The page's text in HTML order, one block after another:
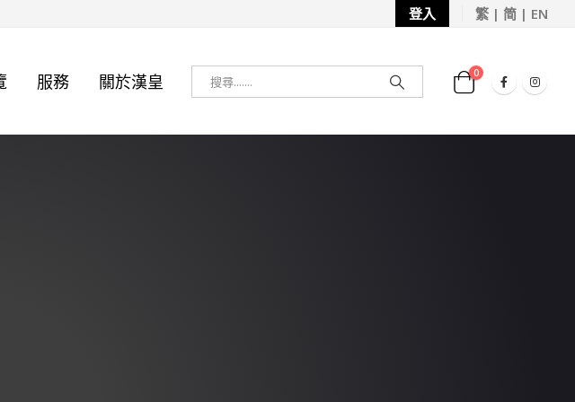
登入 繁 | 简 | EN
服務 關於漢皇 0